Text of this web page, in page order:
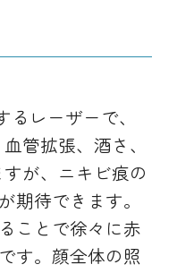
レーザーで、
管拡張、酒さ、
が、ニキビ痕の
期待できます。
ことで徐々に赤
す。顔全体の照